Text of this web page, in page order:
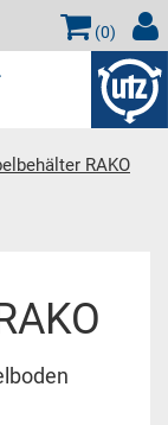
(0)
RAKO